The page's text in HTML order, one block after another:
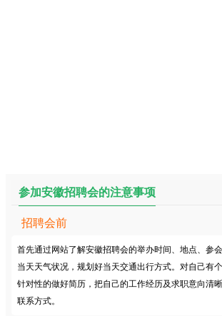
参加安徽招聘会的注意事项
招聘会前
首先通过网站了解安徽招聘会的举办时间、地点、参
当天天气状况，规划好当天交通出行方式。对自己有
针对性的做好简历，把自己的工作经历及求职意向清
联系方式。